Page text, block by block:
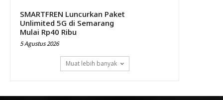
SMARTFREN Luncurkan Paket
Unlimited 5G di Semarang
Mulai Rp40 Ribu
5 Agustus 2026
Muat lebih banyak